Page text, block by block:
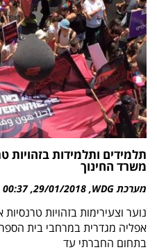
תלמידים ותלמידות בזהויות
משרד החינוך
מערכת WDG 29/01/2018
00:37
נוער וצעירימות בזהויות
אפליה מגדרית במרחבי בית
בתחום החברתי עד